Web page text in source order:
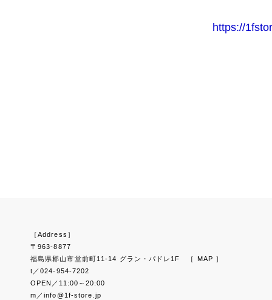
https://
［Address］
〒963-8877
福島県郡山市堂前町11-14 グラン・パドレ1F
［ MAP ］
t／024-954-7202
OPEN／11:00～20:00
m／info@1f-store.jp